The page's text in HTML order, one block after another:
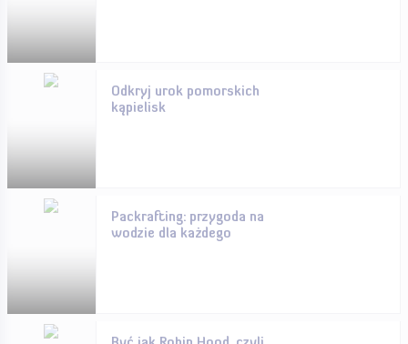
Odkryj urok pomorskich
kąpielisk
Packrafting: przygoda na
wodzie dla każdego